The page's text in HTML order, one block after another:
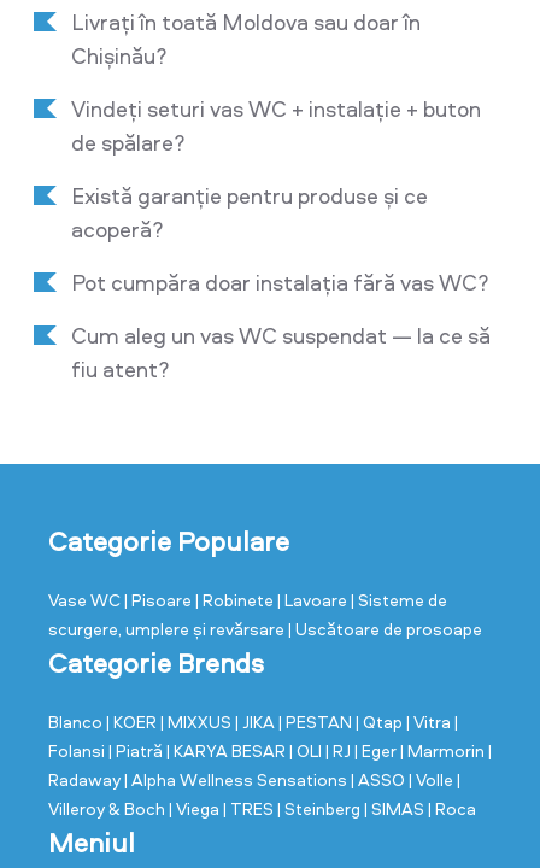
Livrați în toată Moldova sau doar în
Chișinău?
Vindeți seturi vas WC + instalație + buton
de spălare?
Există garanție pentru produse și ce
acoperă?
Pot cumpăra doar instalația fără vas WC?
Cum aleg un vas WC suspendat — la ce să
fiu atent?
Categorie Populare
Vase WC| Pisoare | Robinete | Lavoare | Sisteme de
scurgere, umplere și revărsare | Uscătoare de prosoape
Categorie Brends
Blanco | KOER | MIXXUS | JIKA| PESTAN | Qtap | Vitra |
Folansi | Piatră | KARYA BESAR | OLI | RJ | Eger| Marmorin |
Radaway| Alpha Wellness Sensations | ASSO | Volle |
Villeroy & Boch | Viega | TRES | Steinberg | SIMAS | Roca
Meniul